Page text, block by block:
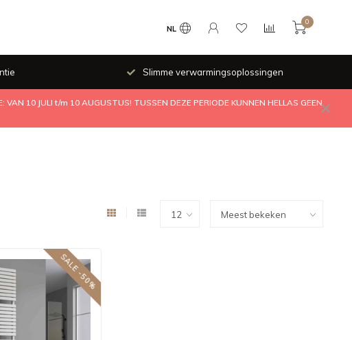
NL
0
Slimme verwarmingsoplossingen
10 JULI t/m 10 AUGUSTUS! TUSSEN DEZE PERIODE KUNNEN HELLAS GEEN
SALE -50%